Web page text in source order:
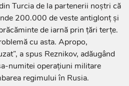
Turcia de la partenerii noştri că
200.000 de veste antiglonţ şi
de iarnă prin ţări terţe.
cu asta. Apropo,
a spus Reznikov, adăugând
numitei operaţiuni militare
regimului în Rusia.